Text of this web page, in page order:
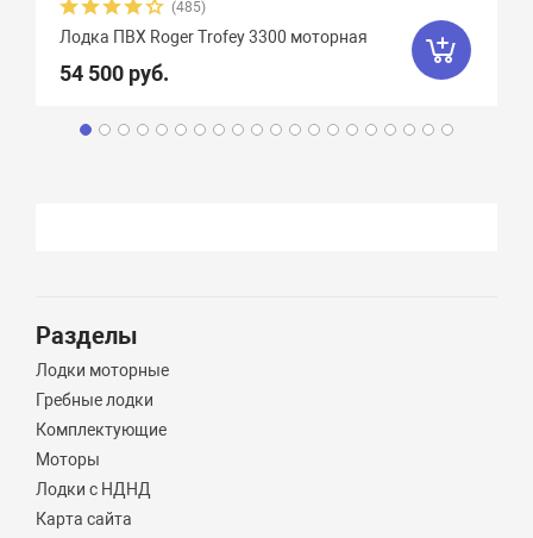
(485)
Лодка ПВХ Roger Trofey 3300 моторная
54 500 руб.
Разделы
Лодки моторные
Гребные лодки
Комплектующие
Моторы
Лодки с НДНД
Карта сайта